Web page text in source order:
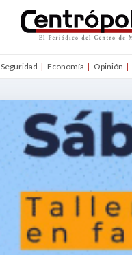
Seguridad Economía Opinión